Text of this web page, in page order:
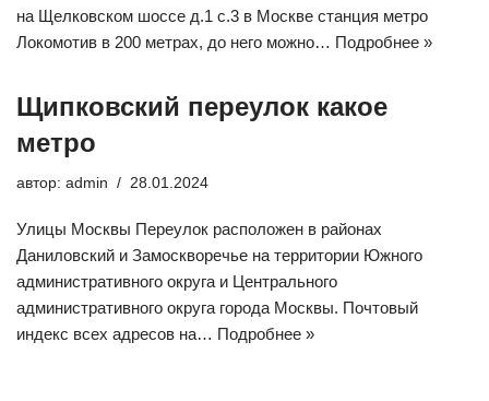
на Щелковском шоссе д.1 с.3 в Москве станция метро
Локомотив в 200 метрах, до него можно… Подробнее »
Щипковский переулок какое
метро
автор: admin 28.01.2024
Улицы Москвы Переулок расположен в районах
Даниловский и Замоскворечье на территории Южного
административного округа и Центрального
административного округа города Москвы. Почтовый
индекс всех адресов на… Подробнее »